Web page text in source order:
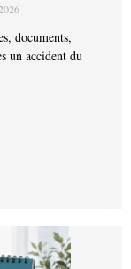
documents,
un accident du